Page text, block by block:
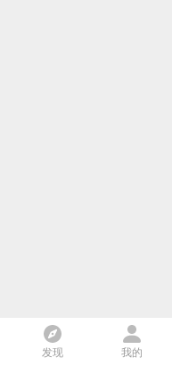
发现 我的